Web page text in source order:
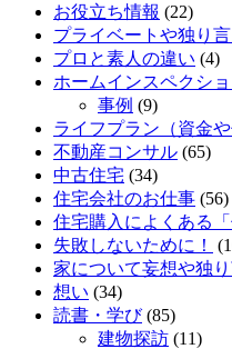
お役立ち情報 (22)
プライベートや独り言
プロと素人の違い (4)
ホームインスペクショ
事例 (9)
ライフプラン（資金や
不動産コンサル (65)
中古住宅 (34)
住宅会社のお仕事 (56)
住宅購入によくある
失敗しないために！
家について妄想や独
想い (34)
読書・学び(85)
建物探訪 (11)